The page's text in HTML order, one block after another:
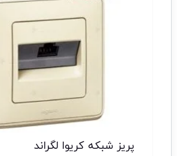
پریز شبکه کریوا لگراند